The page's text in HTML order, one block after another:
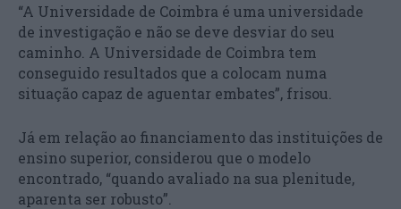
“A Universidade de Coimbra é uma universidade
de investigação e não se deve desviar do seu
caminho. A Universidade de Coimbra tem
conseguido resultados que a colocam numa
situação capaz de aguentar embates”, frisou.
Já em relação ao financiamento das instituições de
ensino superior, considerou que o modelo
encontrado, “quando avaliado na sua plenitude,
aparenta ser robusto”.